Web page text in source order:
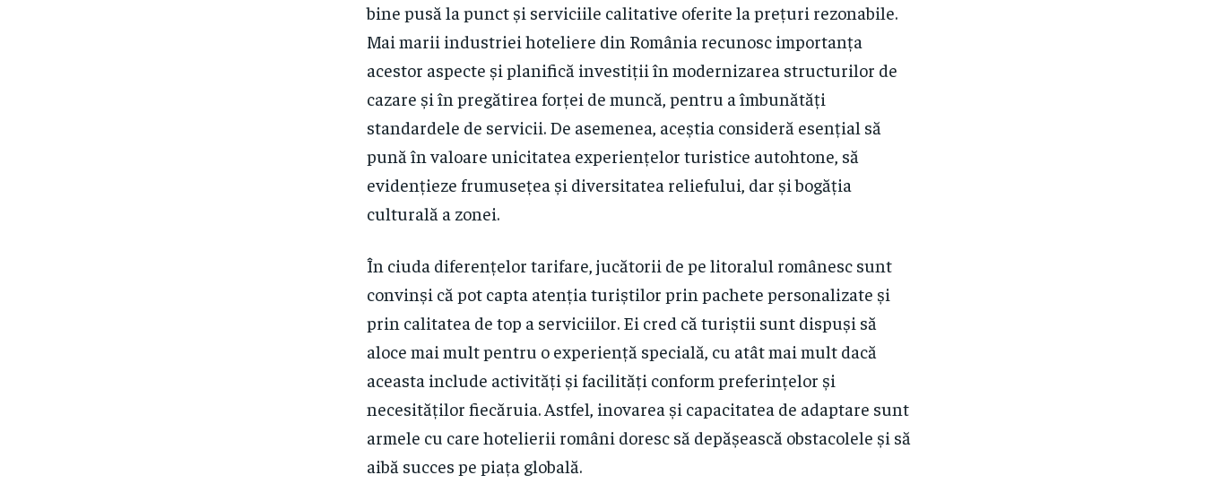
bine pusă la punct și serviciile calitative oferite la prețuri rezonabile.
Mai marii industriei hoteliere din România recunosc importanța
acestor aspecte și planifică investiții în modernizarea structurilor de
cazare și în pregătirea forței de muncă, pentru a îmbunătăți
standardele de servicii. De asemenea, aceștia consideră esențial să
pună în valoare unicitatea experiențelor turistice autohtone, să
evidențieze frumusețea și diversitatea reliefului, dar și bogăția
culturală a zonei.
În ciuda diferențelor tarifare, jucătorii de pe litoralul românesc sunt
convinși că pot capta atenția turiștilor prin pachete personalizate și
prin calitatea de top a serviciilor. Ei cred că turiștii sunt dispuși să
aloce mai mult pentru o experiență specială, cu atât mai mult dacă
aceasta include activități și facilități conform preferințelor și
necesităților fiecăruia. Astfel, inovarea și capacitatea de adaptare sunt
armele cu care hotelierii români doresc să depășească obstacolele și să
aibă succes pe piața globală.